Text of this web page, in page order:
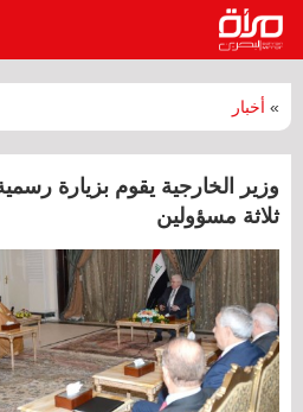
» أخبار
وزير الخارجية يقوم بزيارة
ثلاثة مسؤولين